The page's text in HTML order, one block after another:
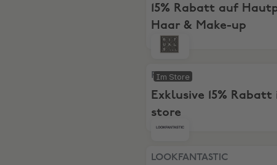
15% Rabatt auf
Haar & Make-up
Im Store
Rituals, Exklusive 15%
Rituals
Exklusive 15% Rabatt
store
LOOKFANTASTIC,
LOOKFANTASTIC